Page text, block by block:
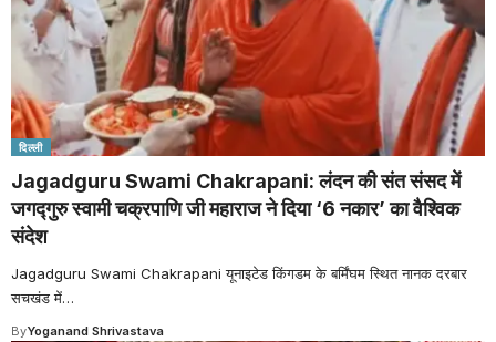
दिल्ली
Jagadguru Swami Chakrapani: लंदन की संत संसद में
जगद्गुरु स्वामी चक्रपाणि जी महाराज ने दिया ‘6 नकार’ का वैश्विक
संदेश
Jagadguru Swami Chakrapani यूनाइटेड किंगडम के बर्मिंघम स्थित नानक दरबार
सचखंड में…
ByYoganand Shrivastava